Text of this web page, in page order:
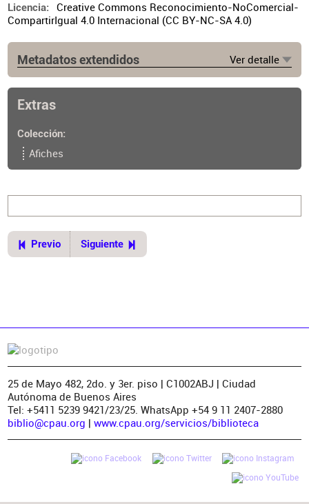
Licencia
Creative Commons Reconocimiento-NoComercial-
CompartirIgual 4.0 Internacional (CC BY-NC-SA 4.0)
Metadatos extendidos Ver detalle
Biblioteca. Archivo de afiches y folletos. Caja 32.
Sobre 15. Inv. AF0451.
Extras
Colección
Afiches
Previo Siguiente
25 de Mayo 482, 2do. y 3er. piso | C1002ABJ | Ciudad
Autónoma de Buenos Aires
Tel: +5411 5239 9421/23/25. WhatsApp +54 9 11 2407-2880
biblio@cpau.org | www.cpau.org/servicios/biblioteca